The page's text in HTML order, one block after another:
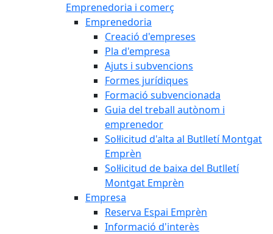
Emprenedoria i comerç
Emprenedoria
Creació d'empreses
Pla d'empresa
Ajuts i subvencions
Formes jurídiques
Formació subvencionada
Guia del treball autònom i
emprenedor
Sol·licitud d'alta al Butlletí Montgat
Emprèn
Sol·licitud de baixa del Butlletí
Montgat Emprèn
Empresa
Reserva Espai Emprèn
Informació d'interès